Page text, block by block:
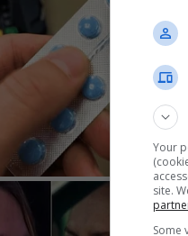
Your
site.
Some